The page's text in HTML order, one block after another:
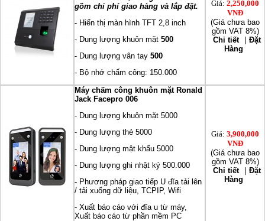
gồm chi phí giao hàng và lắp đặt.
- Hiển thị màn hình TFT 2,8 inch
- Dung lượng khuôn mặt 500
- Dung lượng vân tay 500
- Bộ nhớ chấm công: 150.000
Giá: 2,250,000
VNĐ
(Giá chưa bao
gồm VAT 8%)
Chi tiết
Đặt
Hàng
Máy chấm công khuôn mặt Ronald
Jack Facepro 006
- Dung lượng khuôn mặt 5000
- Dung lượng thẻ 5000
- Dung lượng mật khẩu 5000
- Dung lượng ghi nhật ký 500.000
- Phương pháp giao tiếp U đĩa tải lên
/ tải xuống dữ liệu, TCPIP, Wifi
- Xuất báo cáo với đĩa u từ máy,
Xuất báo cáo từ phần mềm PC
Giá: 3,900,000
VNĐ
(Giá chưa bao
gồm VAT 8%)
Chi tiết
Đặt
Hàng